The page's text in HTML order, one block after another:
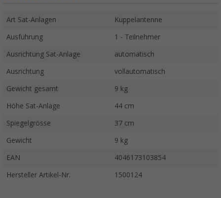
Art Sat-Anlagen Kuppelantenne
Ausführung 1 - Teilnehmer
Ausrichtung Sat-Anlage automatisch
Ausrichtung vollautomatisch
Gewicht gesamt 9 kg
Höhe Sat-Anlage 44 cm
Spiegelgrösse 37 cm
Gewicht 9 kg
EAN 4046173103854
Hersteller Artikel-Nr. 1500124